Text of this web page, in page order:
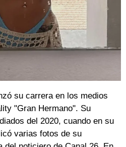
su carrera en los medios
"Gran Hermano". Su
del 2020, cuando en su
varias fotos de su